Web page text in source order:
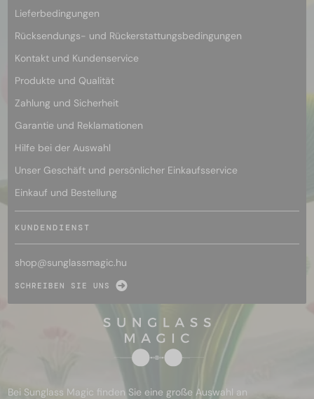
Lieferbedingungen
Rücksendungs- und Rückerstattungsbedingungen
Kontakt und Kundenservice
Produkte und Qualität
Zahlung und Sicherheit
Garantie und Reklamationen
Hilfe bei der Auswahl
Unser Geschäft und persönlicher Einkaufsservice
Einkauf und Bestellung
KUNDENDIENST
shop@sunglassmagic.hu
SCHREIBEN SIE UNS
Bei Sunglass Magic finden Sie eine große Auswahl an